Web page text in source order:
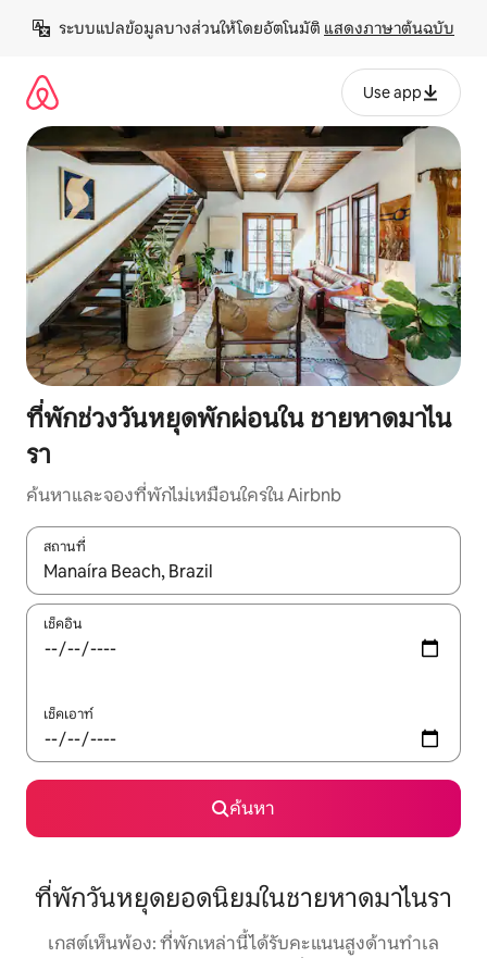
เนื้อหา
ระบบแปลข้อมูลบางส่วนให้โดยอัตโนมัติ แสดงภาษาต้นฉบับ
Use app
ที่พักช่วงวันหยุดพักผ่อนใน ชายหาดมาไน
รา
ค้นหาและจองที่พักไม่เหมือนใครใน Airbnb
สถานที่
ใช้ลูกศรขึ้นลง หรือใช้การสัมผัสหรือปัด เพื่อสำรวจผลการค้นหา
เช็คอิน
เช็คเอาท์
ค้นหา
ที่พักวันหยุดยอดนิยมในชายหาดมาไนรา
เกสต์เห็นพ้อง: ที่พักเหล่านี้ได้รับคะแนนสูงด้านทำเล